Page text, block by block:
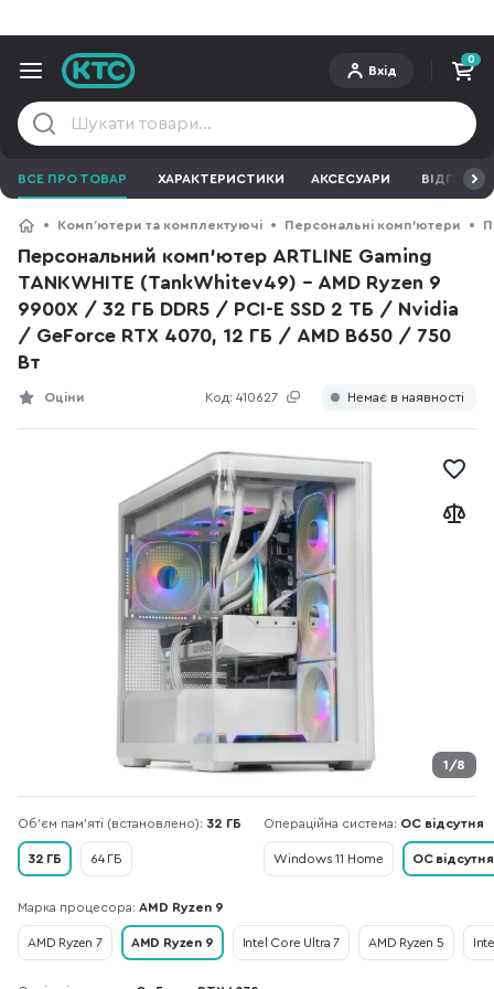
Вхід
0
ВСЕ ПРО ТОВАР ХАРАКТЕРИСТИКИ АКСЕСУАРИ ВІДГУКИ
Компʼютери та комплектуючі Персональні комп'ютери
Персональний комп'ютер ARTLINE Gaming
TANKWHITE (TankWhitev49) - AMD Ryzen 9
9900X / 32 ГБ DDR5 / PCI-E SSD 2 ТБ / Nvidia
/ GeForce RTX 4070, 12 ГБ / AMD B650 / 750
Вт
Код: 410627
Оціни Немає в наявності
1/8
Об’єм пам’яті (встановлено): 32 ГБ
32 ГБ 64 ГБ
Операційна система: ОС відсутня
Windows 11 Home ОС відсутня
Марка процесора: AMD Ryzen 9
AMD Ryzen 7 AMD Ryzen 9 Intel Core Ultra 7 AMD Ryzen 5